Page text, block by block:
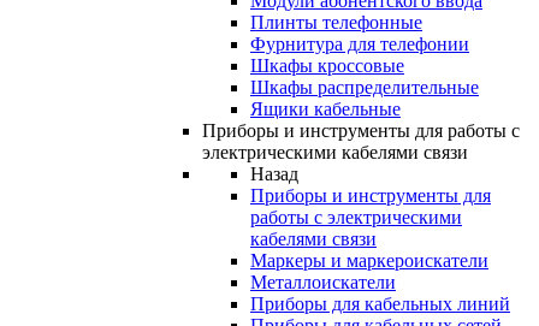
Плинты телефонные
Фурнитура для телефонии
Шкафы кроссовые
Шкафы распределительные
Ящики кабельные
Приборы и инструменты для работы с
электрическими кабелями связи
Назад
Приборы и инструменты для
работы с электрическими
кабелями связи
Маркеры и маркероискатели
Металлоискатели
Приборы для кабельных линий